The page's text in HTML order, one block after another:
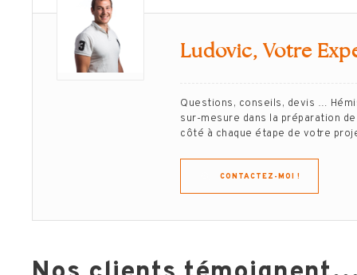
Ludovic, Votre
Questions, conseils, devis …
sur-mesure dans la préparation
côté à chaque étape de votre
CONTACTEZ-MOI !